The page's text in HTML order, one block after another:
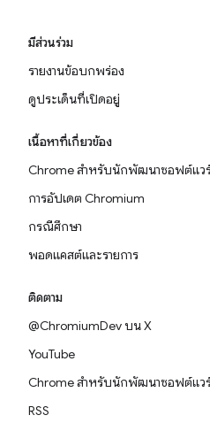
มีส่วนร่วม
รายงานข้อบกพร่อง
ดูประเด็นที่เปิดอยู่
เนื้อหาที่เกี่ยวข้อง
Chrome สำหรับนักพัฒนาซอฟต์แว
การอัปเดต Chromium
กรณีศึกษา
พอดแคสต์และรายการ
ติดตาม
@ChromiumDev บน X
YouTube
Chrome สำหรับนักพัฒนาซอฟต์แว
RSS